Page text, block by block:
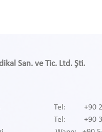
San. ve Tic. Ltd. Şti.
Tel: +90
Tel: +90